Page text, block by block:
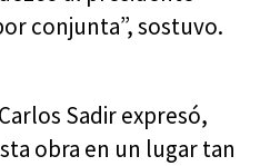
conjunta”, sostuvo.
Sadir expresó,
obra en un lugar tan